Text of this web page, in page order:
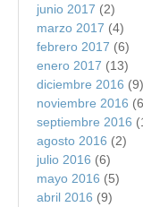
junio 2017 (2)
marzo 2017 (4)
febrero 2017 (6)
enero 2017 (13)
diciembre 2016 (9)
noviembre 2016
septiembre 2016
agosto 2016 (2)
julio 2016 (6)
mayo 2016 (5)
abril 2016 (9)